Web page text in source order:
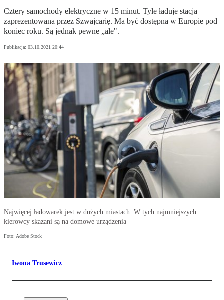
Cztery samochody elektryczne w 15 minut. Tyle ładuje stacja
zaprezentowana przez Szwajcarię. Ma być dostępna w Europie pod
koniec roku. Są jednak pewne „ale".
Publikacja: 03.10.2021 20:44
Najwięcej ładowarek jest w dużych miastach. W tych najmniejszych
kierowcy skazani są na domowe urządzenia
Foto: Adobe Stock
Iwona Trusewicz